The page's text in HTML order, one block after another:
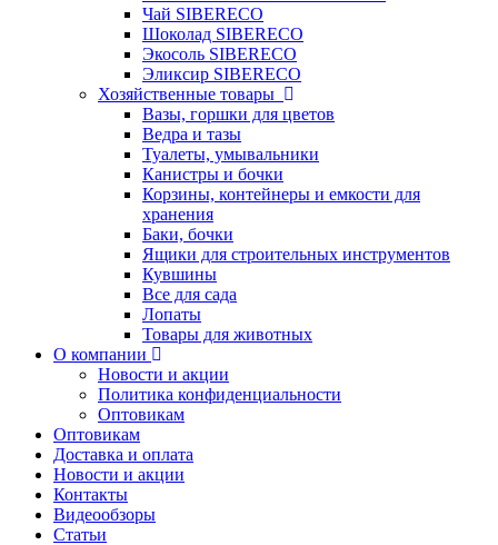
Чай SIBERECO
Шоколад SIBERECO
Экосоль SIBERECO
Эликсир SIBERECO
Хозяйственные товары
Вазы, горшки для цветов
Ведра и тазы
Туалеты, умывальники
Канистры и бочки
Корзины, контейнеры и емкости для
хранения
Баки, бочки
Ящики для строительных инструментов
Кувшины
Все для сада
Лопаты
Товары для животных
О компании
Новости и акции
Политика конфиденциальности
Оптовикам
Оптовикам
Доставка и оплата
Новости и акции
Контакты
Видеообзоры
Статьи